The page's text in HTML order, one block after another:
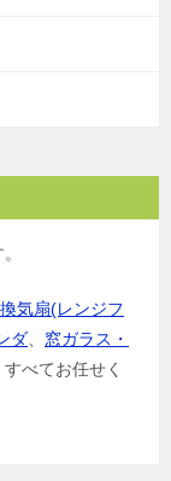
換気扇(レンジフ
ダ
窓ガラス・
べてお任せく